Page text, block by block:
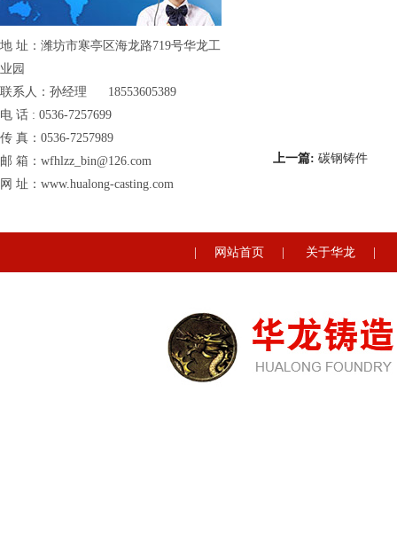
地 址：潍坊市寒亭区海龙路719号华龙工
业园
联系人：孙经理 18553605389
电 话 : 0536-7257699
传 真：0536-7257989
邮 箱：wfhlzz_bin@126.com
网 址：www.hualong-casting.com
上一篇: 碳钢铸件
网站首页 关于华龙